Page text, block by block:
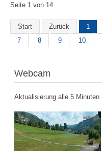
Seite 1 von 14
Start Zurück 1
7
8 9 10
Webcam
Aktualisierung alle 5 Minuten